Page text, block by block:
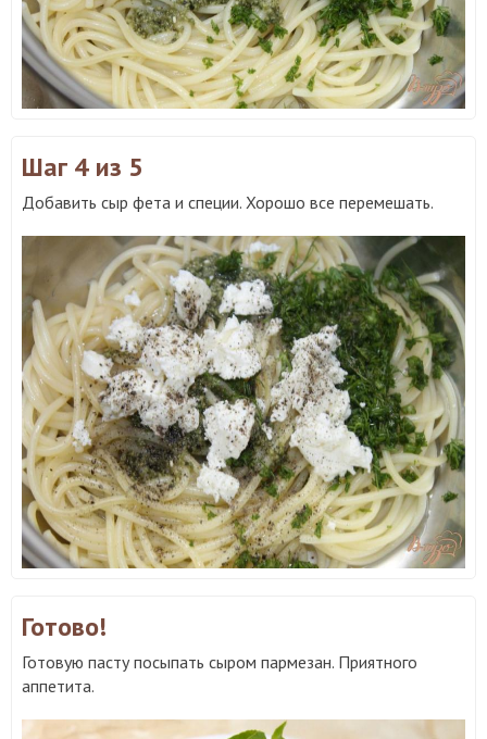
Шаг 4 из 5
Добавить сыр фета и специи. Хорошо все перемешать.
Готово!
Готовую пасту посыпать сыром пармезан. Приятного
аппетита.